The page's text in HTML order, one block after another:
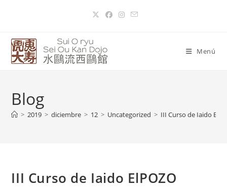
Menú
Blog
> 2019 > diciembre > 12 > Uncategorized > III Curso de Iaido
III Curso de Iaido ElPOZO